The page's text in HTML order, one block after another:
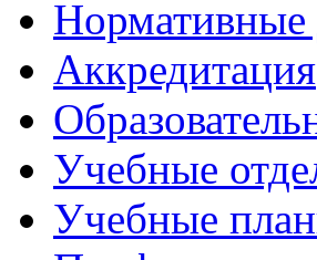
Аккредитация
Учебные
Учебные